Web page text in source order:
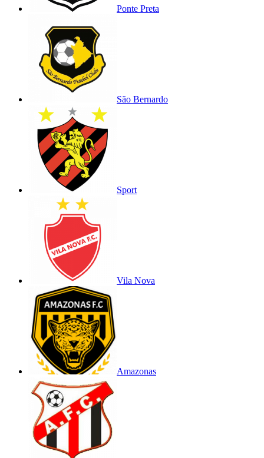
Ponte Preta
São Bernardo
Sport
Vila Nova
Amazonas